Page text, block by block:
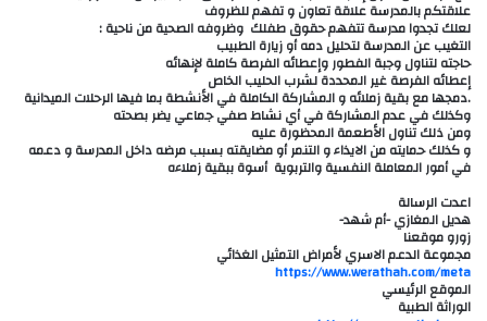
علاقتكم بالمدرسة علاقة تعاون و تفهم للظروف
لعلك تجدوا مدرسة تتفهم حقوق طفلك وظروفه الصحية من ناحية :
التغيب عن المدرسة لتحليل دمه أو زيارة الطبيب
حاجته لتناول وجبة الفطور وإعطائه الفرصة كاملة لإنهائه
إعطائه الفرصة غير المحددة لشرب الحليب الخاص
.دمجها مع بقية زملائه و المشاركة الكاملة في الأنشطة بما فيها الرحلات الميدانية
وكذلك في عدم المشاركة في أي نشاط صفي جماعي يضر بصحته
ومن ذلك تناول الأطعمة المحظورة عليه
و كذلك حمايته من الايذاء و التنمر أو مضايقته بسبب مرضه داخل المدرسة و دعمه
في أمور المعاملة النفسية والتربوية أسوة ببقية زملاءه
اعدت الرسالة
هديل المغازي -أم شهد-
زورو موقعنا
مجموعة الدعم الاسري لأمراض التمثيل الغذائي
الموقع الرئيسي
الوراثة الطبية